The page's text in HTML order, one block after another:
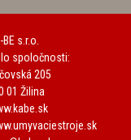
BE s.r.o.
spoločnosti:
205
01 Žilina